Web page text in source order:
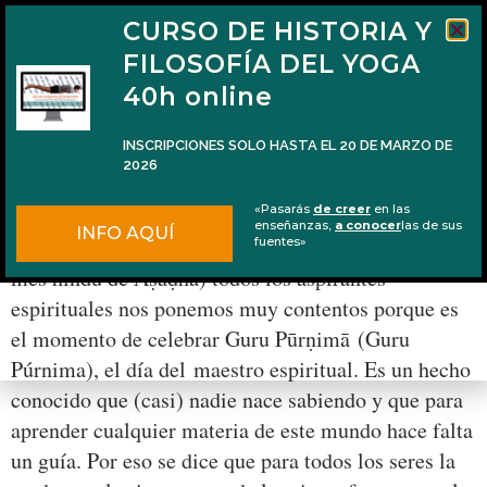
Guru Pūrṇimā 2014 y la Śrī Guru Gītā
Cada año, con la luna llena de julio (en realidad, del
mes hindú de Āṣāḍha) todos los aspirantes
espirituales nos ponemos muy contentos porque es
el momento de celebrar Guru Pūrṇimā (Guru
Púrnima), el día del maestro espiritual. Es un hecho
conocido que (casi) nadie nace sabiendo y que para
aprender cualquier materia de este mundo hace falta
un guía. Por eso se dice que para todos los seres la
CURSO DE HISTORIA Y
FILOSOFÍA DEL YOGA
40h online
INSCRIPCIONES SOLO HASTA EL 20 DE MARZO DE
2026
INFO AQUÍ
«Pasarás de creer en las
enseñanzas, a conocerlas de sus
fuentes»